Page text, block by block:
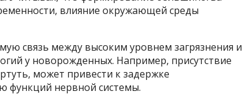
влияние окружающей среды
связь между высоким уровнем загрязнения и
у новорожденных. Например, присутствие
может привести к задержке
функций нервной системы.